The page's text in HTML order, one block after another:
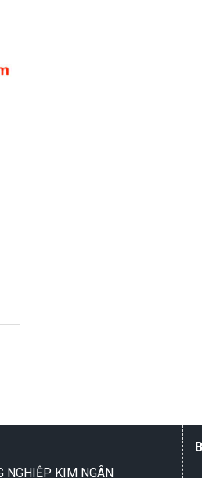
NGHIỆP KIM NGÂN